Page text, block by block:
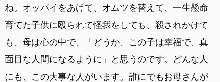
ね。オッパイをあげて、オムツを替えて、一生懸命
育てた子供に殴られて怪我をしても、殺されかけて
も、母は心の中で、「どうか、この子は幸福で、真
面目な人間になるように」と思うのです。どんな人
にも、この大事な人がいます。誰にでもお母さんが